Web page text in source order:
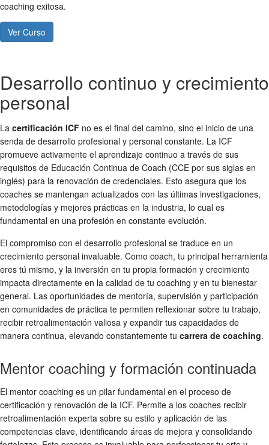
coaching exitosa.
Ver Curso
Desarrollo continuo y crecimiento
personal
La certificación ICF no es el final del camino, sino el inicio de una
senda de desarrollo profesional y personal constante. La ICF
promueve activamente el aprendizaje continuo a través de sus
requisitos de Educación Continua de Coach (CCE por sus siglas en
inglés) para la renovación de credenciales. Esto asegura que los
coaches se mantengan actualizados con las últimas investigaciones,
metodologías y mejores prácticas en la industria, lo cual es
fundamental en una profesión en constante evolución.
El compromiso con el desarrollo profesional se traduce en un
crecimiento personal invaluable. Como coach, tu principal herramienta
eres tú mismo, y la inversión en tu propia formación y crecimiento
impacta directamente en la calidad de tu coaching y en tu bienestar
general. Las oportunidades de mentoría, supervisión y participación
en comunidades de práctica te permiten reflexionar sobre tu trabajo,
recibir retroalimentación valiosa y expandir tus capacidades de
manera continua, elevando constantemente tu carrera de coaching.
Mentor coaching y formación continuada
El mentor coaching es un pilar fundamental en el proceso de
certificación y renovación de la ICF. Permite a los coaches recibir
retroalimentación experta sobre su estilo y aplicación de las
competencias clave, identificando áreas de mejora y consolidando